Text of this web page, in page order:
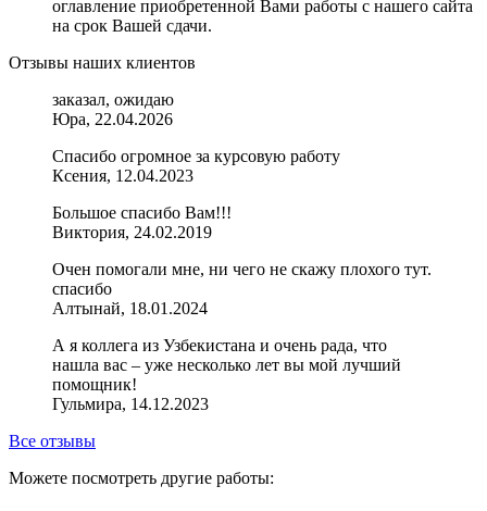
оглавление приобретенной Вами работы с нашего сайта
на срок Вашей сдачи.
Отзывы наших клиентов
заказал, ожидаю
Юра, 22.04.2026
Спасибо огромное за курсовую работу
Ксения, 12.04.2023
Большое спасибо Вам!!!
Виктория, 24.02.2019
Очен помогали мне, ни чего не скажу плохого тут.
спасибо
Алтынай, 18.01.2024
А я коллега из Узбекистана и очень рада, что
нашла вас – уже несколько лет вы мой лучший
помощник!
Гульмира, 14.12.2023
Все отзывы
Можете посмотреть другие работы: